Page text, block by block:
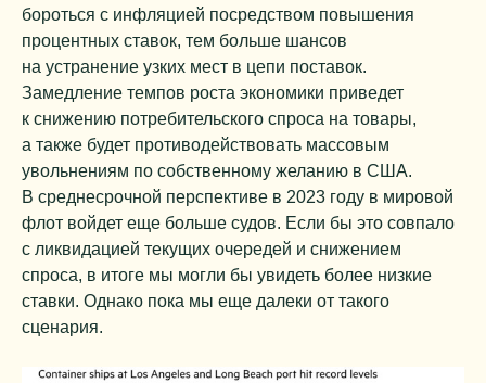
бороться с инфляцией посредством повышения
процентных ставок, тем больше шансов
на устранение узких мест в цепи поставок.
Замедление темпов роста экономики приведет
к снижению потребительского спроса на товары,
а также будет противодействовать массовым
увольнениям по собственному желанию в США.
В среднесрочной перспективе в 2023 году в мировой
флот войдет еще больше судов. Если бы это совпало
с ликвидацией текущих очередей и снижением
спроса, в итоге мы могли бы увидеть более низкие
ставки. Однако пока мы еще далеки от такого
сценария.